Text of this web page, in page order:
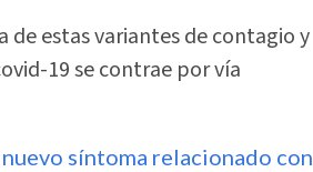
estas variantes de contagio y
19 se contrae por vía
síntoma relacionado con